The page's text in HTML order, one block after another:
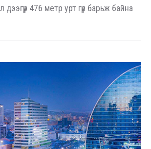
дээгүүр 476 метр урт гүүр барьж байна
сайд БНХАУ-аас сар бүр 12-15
тонн АИ-92 автобензин тогтмол
хүсэлт тавилаа